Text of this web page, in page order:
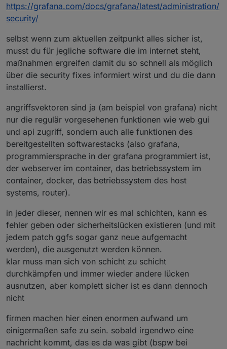
https://grafana.com/docs/grafana/latest/administration/
security/
selbst wenn zum aktuellen zeitpunkt alles sicher ist,
musst du für jegliche software die im internet steht,
maßnahmen ergreifen damit du so schnell als möglich
über die security fixes informiert wirst und du die dann
installierst.
angriffsvektoren sind ja (am beispiel von grafana) nicht
nur die regulär vorgesehenen funktionen wie web gui
und api zugriff, sondern auch alle funktionen des
bereitgestellten softwarestacks (also grafana,
programmiersprache in der grafana programmiert ist,
der webserver im container, das betriebssystem im
container, docker, das betriebssystem des host
systems, router).
in jeder dieser, nennen wir es mal schichten, kann es
fehler geben oder sicherheitslücken existieren (und mit
jedem patch ggfs sogar ganz neue aufgemacht
werden), die ausgenutzt werden können.
klar muss man sich von schicht zu schicht
durchkämpfen und immer wieder andere lücken
ausnutzen, aber komplett sicher ist es dann dennoch
nicht
firmen machen hier einen enormen aufwand um
einigermaßen safe zu sein. sobald irgendwo eine
nachricht kommt, das es da was gibt (bspw bei